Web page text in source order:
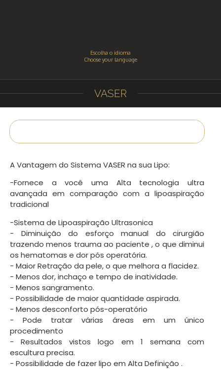
Escolha o idioma
Choose your language
VASER
A Vantagem do Sistema VASER na sua Lipo:
-Fornece a você uma Alta tecnologia ultra
avançada em comparação com a lipoaspiração
tradicional
-Sistema de Lipoaspiração Ultrasonica
- Diminuição do esforço manual do cirurgião
trazendo menos trauma ao paciente , o que diminui
os hematomas e dor pós operatória.
- Maior Retração da pele, o que melhora a flacidez.
- Menos dor, inchaço e tempo de inatividade.
- Menos sangramento.
- Possibilidade de maior quantidade aspirada.
- Menos desconforto pós-operatório
- Pode tratar várias áreas em um único
procedimento
- Resultados vistos logo em 1 semana com
escultura precisa.
- Possibilidade de fazer lipo em Alta Definição .